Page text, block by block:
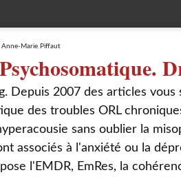
Depuis 2007 des articles
des troubles ORL
sans oublier la
associés à l'anxiété ou la
l'EMDR, EmRes, la